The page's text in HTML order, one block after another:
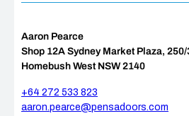
Aaron Pearce
Shop 12A Sydney Market Plaza,
Homebush West NSW 2140
+64 272 533 823
aaron.pearce@pensadoors.com